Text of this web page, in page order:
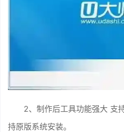
2、制作后工具功能强大 支
持原版系统安装。